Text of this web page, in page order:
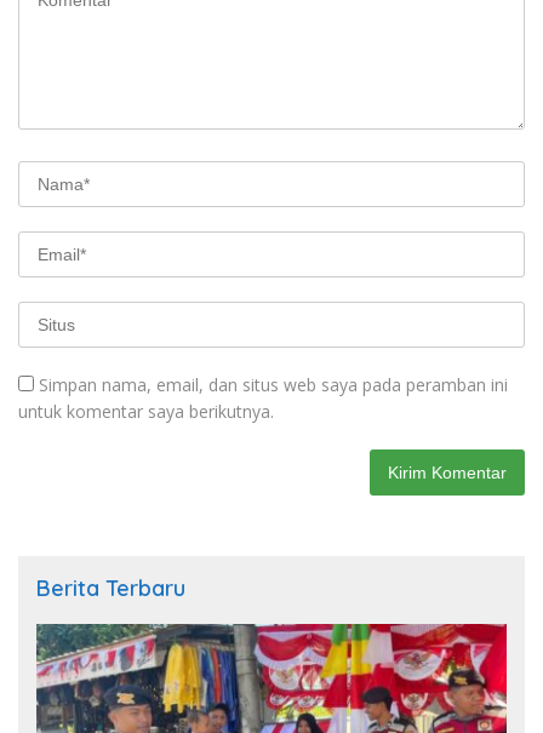
Simpan nama, email, dan situs web saya pada peramban ini
untuk komentar saya berikutnya.
Berita Terbaru